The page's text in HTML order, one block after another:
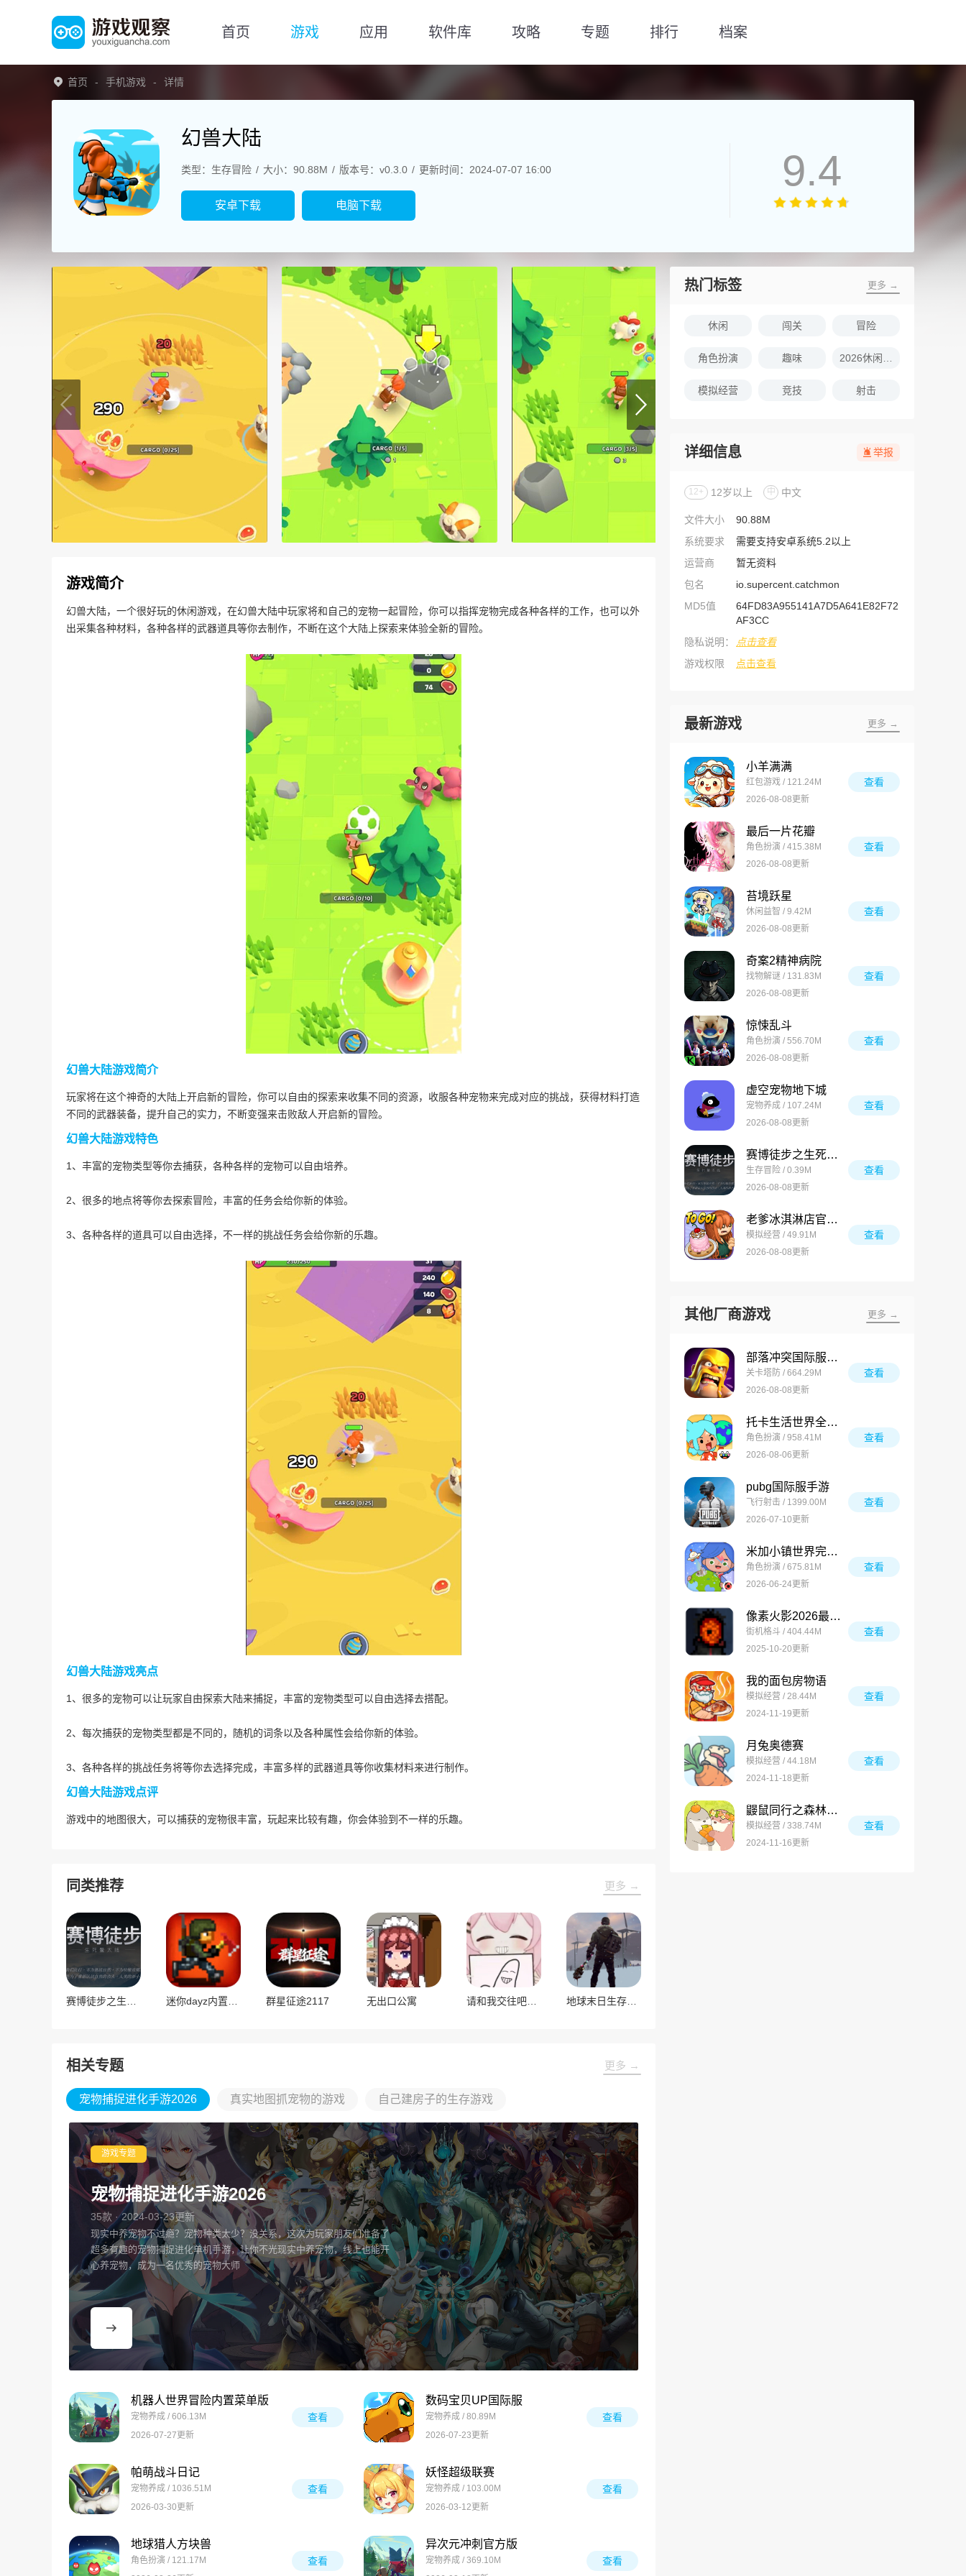
首页 游戏 应用 软件库 攻略 专题 排行 档案
首页 手机游戏 详情
幻兽大陆
类型：生存冒险 大小：90.88M 版本号：v0.3.0 更新时间：2024-07-07 16:00
安卓下载 电脑下载
9.4
游戏简介
幻兽大陆，一个很好玩的休闲游戏，在幻兽大陆中玩家将和自己的宠物一起冒险，你可以指挥宠物完成各种各样的工作，也可以外
出采集各种材料，各种各样的武器道具等你去制作，不断在这个大陆上探索来体验全新的冒险。
幻兽大陆游戏简介
玩家将在这个神奇的大陆上开启新的冒险，你可以自由的探索来收集不同的资源，收服各种宠物来完成对应的挑战，获得材料打造
不同的武器装备，提升自己的实力，不断变强来击败敌人开启新的冒险。
幻兽大陆游戏特色
1、丰富的宠物类型等你去捕获，各种各样的宠物可以自由培养。
2、很多的地点将等你去探索冒险，丰富的任务会给你新的体验。
3、各种各样的道具可以自由选择，不一样的挑战任务会给你新的乐趣。
幻兽大陆游戏亮点
1、很多的宠物可以让玩家自由探索大陆来捕捉，丰富的宠物类型可以自由选择去搭配。
2、每次捕获的宠物类型都是不同的，随机的词条以及各种属性会给你新的体验。
3、各种各样的挑战任务将等你去选择完成，丰富多样的武器道具等你收集材料来进行制作。
幻兽大陆游戏点评
游戏中的地图很大，可以捕获的宠物很丰富，玩起来比较有趣，你会体验到不一样的乐趣。
同类推荐 更多 →
群星征途2117 无出口公寓 地球末日生存官方版
相关专题 更多 →
宠物捕捉进化手游2026 真实地图抓宠物的游戏 自己建房子的生存游戏
游戏专题
宠物捕捉进化手游2026
35款 · 2024-03-23更新
现实中养宠物不过瘾？宠物种类太少？没关系，这次为玩家朋友们准备了
超多有趣的宠物捕捉进化单机手游，让你不光现实中养宠物，线上也能开
心养宠物，成为一名优秀的宠物大师
机器人世界冒险内置菜单版
宠物养成 / 606.13M
2026-07-27更新
查看
数码宝贝UP国际服
宠物养成 / 80.89M
2026-07-23更新
查看
帕萌战斗日记
宠物养成 / 1036.51M
2026-03-30更新
查看
妖怪超级联赛
宠物养成 / 103.00M
2026-03-12更新
查看
地球猎人方块兽
角色扮演 / 121.17M
查看
异次元冲刺官方版
宠物养成 / 369.10M
查看
热门标签 更多 →
休闲 闯关 冒险
角色扮演 趣味
模拟经营 竞技 射击
详细信息 举报
12+ 12岁以上 中 中文
文件大小
90.88M
系统要求
需要支持安卓系统5.2以上
运营商
暂无资料
包名
io.supercent.catchmon
MD5值
64FD83A955141A7D5A641E82F72
AF3CC
隐私说明：
点击查看
游戏权限
点击查看
最新游戏 更多 →
小羊满满
红包游戏 / 121.24M
2026-08-08更新
查看
最后一片花瓣
角色扮演 / 415.38M
2026-08-08更新
查看
苔境跃星
休闲益智 / 9.42M
2026-08-08更新
查看
奇案2精神病院
找物解谜 / 131.83M
2026-08-08更新
查看
惊悚乱斗
角色扮演 / 556.70M
2026-08-08更新
查看
虚空宠物地下城
宠物养成 / 107.24M
2026-08-08更新
查看
赛博徒步之生死鳌太线
生存冒险 / 0.39M
2026-08-08更新
查看
老爹冰淇淋店官方版
模拟经营 / 49.91M
2026-08-08更新
查看
其他厂商游戏 更多 →
部落冲突国际服最新版
关卡塔防 / 664.29M
2026-08-08更新
查看
托卡生活世界全解锁版
角色扮演 / 958.41M
2026-08-06更新
查看
pubg国际服手游
飞行射击 / 1399.00M
2026-07-10更新
查看
米加小镇世界完整版
角色扮演 / 675.81M
2026-06-24更新
查看
像素火影2026最新版
街机格斗 / 404.44M
2025-10-20更新
查看
我的面包房物语
模拟经营 / 28.44M
2024-11-19更新
查看
月兔奥德赛
模拟经营 / 44.18M
2024-11-18更新
查看
鼹鼠同行之森林之家万圣节版
模拟经营 / 338.74M
2024-11-16更新
查看